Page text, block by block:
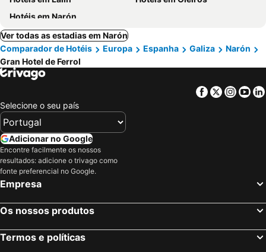
Hotéis em Narón
Ver todas as estadias em Narón
Comparador de Hotéis
Europa Espanha Galiza
Narón
Gran Hotel de Ferrol
Facebook
Twitter
Selecione o seu país
Adicionar no Google
Encontre facilmente os nossos
resultados: adicione o trivago como
fonte preferencial no Google.
Empresa
Os nossos produtos
Termos e políticas